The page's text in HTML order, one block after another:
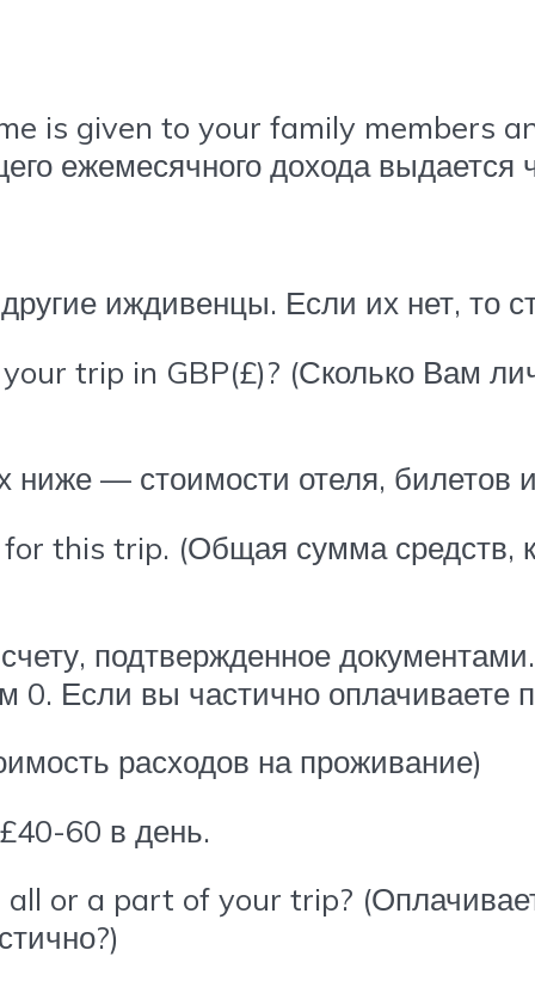
is given to your family members
ежемесячного дохода
иждивенцы. Если их нет, то
trip in GBP(£)? (Сколько Вам
ниже — стоимости отеля, билетов
this trip. (Общая сумма средств,
подтвержденное
0. Если вы частично оплачиваете
расходов на проживание)
60 в день.
or a part of your trip?